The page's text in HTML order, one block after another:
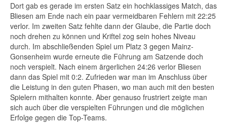
Dort gab es gerade im ersten Satz ein hochklassiges Match, das
Bliesen am Ende nach ein paar vermeidbaren Fehlern mit 22:25
verlor. Im zweiten Satz fehlte dann der Glaube, die Partie doch
noch drehen zu können und Kriftel zog sein hohes Niveau
durch. Im abschließenden Spiel um Platz 3 gegen Mainz-
Gonsenheim wurde erneute die Führung am Satzende doch
noch verspielt. Nach einem ärgerlichen 24:26 verlor Bliesen
dann das Spiel mit 0:2. Zufrieden war man im Anschluss über
die Leistung in den guten Phasen, wo man auch mit den besten
Spielern mithalten konnte. Aber genauso frustriert zeigte man
sich auch über die verspielten Führungen und die möglichen
Erfolge gegen die Top-Teams.